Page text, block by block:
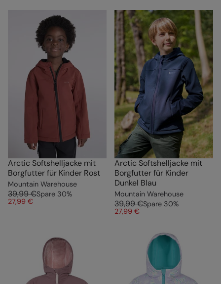
Arctic Softshelljacke mit
Borgfutter für Kinder Rost
Mountain Warehouse
39,99 €Spare 30%
27,99 €
Arctic Softshelljacke mit
Borgfutter für Kinder
Dunkel Blau
Mountain Warehouse
39,99 €Spare 30%
27,99 €